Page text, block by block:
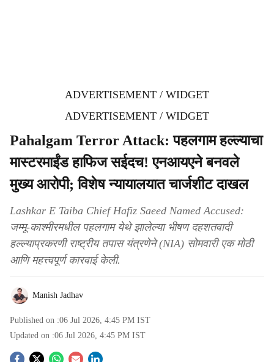
ADVERTISEMENT / WIDGET
ADVERTISEMENT / WIDGET
Pahalgam Terror Attack: पहलगाम हल्ल्याचा
मास्टरमाईंड हाफिज सईदच! एनआयएने बनवले
मुख्य आरोपी; विशेष न्यायालयात चार्जशीट दाखल
Lashkar E Taiba Chief Hafiz Saeed Named Accused:
जम्मू-काश्मीरमधील पहलगाम येथे झालेल्या भीषण दहशतवादी
हल्ल्याप्रकरणी राष्ट्रीय तपास यंत्रणेने (NIA) सोमवारी एक मोठी
आणि महत्त्वपूर्ण कारवाई केली.
Manish Jadhav
Published on :06 Jul 2026, 4:45 PM IST
Updated on :06 Jul 2026, 4:45 PM IST